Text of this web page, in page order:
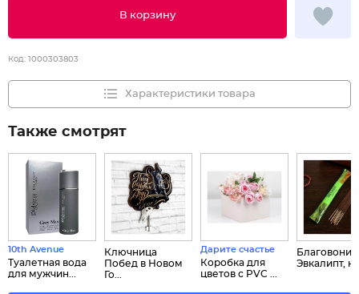
В корзину
Код: 1000303803
Характеристики товара
Также смотрят
10th Avenue
Туалетная вода
для мужчин...
Ключница
Побед в Новом
Го...
Дарите счастье
Коробка для
цветов с PVC ...
Благовония
Эвкалипт,